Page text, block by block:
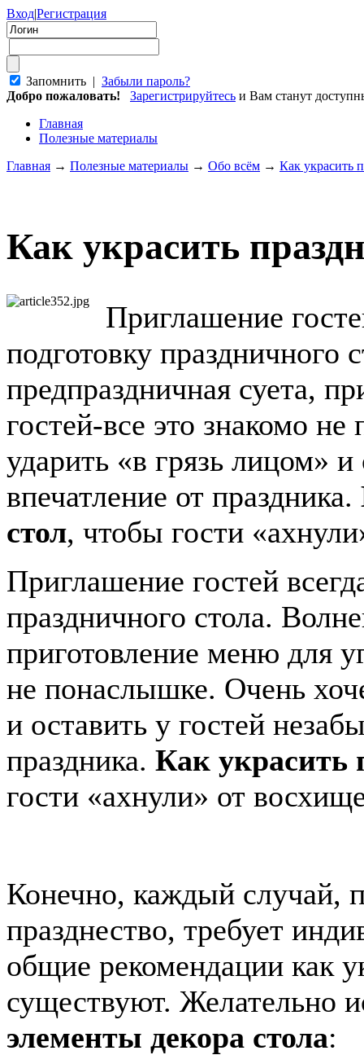
Вход|Регистрация
Запомнить | Забыли пароль?
Добро пожаловать!
Зарегистрируйтесь и Вам станут
Главная
Полезные материалы
Главная → Полезные материалы → Обо всём → Как украсить
Как украсить
Приглашение
подготовку праздничного
предпраздничная суета,
гостей-все это знакомо
ударить «в грязь лицом»
впечатление от праздника.
стол, чтобы гости
Приглашение гостей
праздничного стола.
приготовление меню для
не понаслышке. Очень
и оставить у гостей
праздника. Как украсить
гости «ахнули» от
Конечно, каждый случай,
празднество, требует
общие рекомендации как
существуют. Желательно
элементы декора стола: